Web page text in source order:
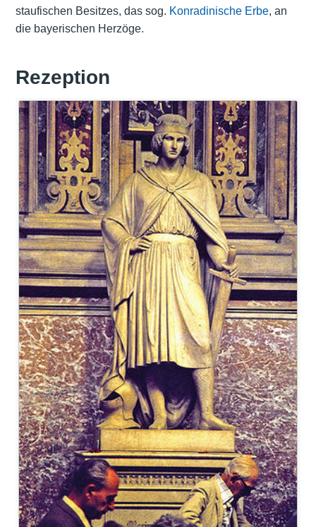
staufischen Besitzes, das sog. Konradinische Erbe, an
die bayerischen Herzöge.
Rezeption